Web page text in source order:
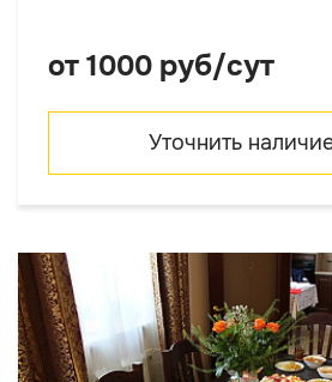
от 1000 руб/сут
Уточнить